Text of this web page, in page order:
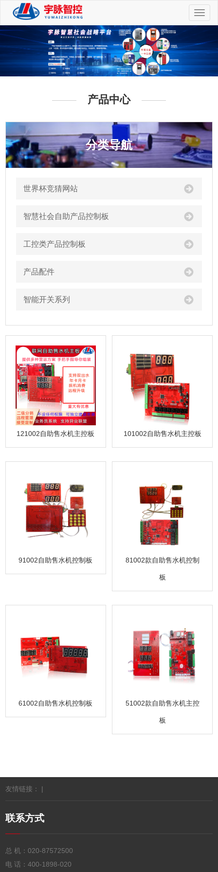
切
换
航
产品中心
分类导航
世界杯竞猜网站
智慧社会自助产品控制板
工控类产品控制板
产品配件
智能开关系列
121002自助售水机主控板 101002自助售水机主控板
91002自助售水机控制板 81002款自助售水机控制
板
61002自助售水机控制板 51002款自助售水机主控
板
友情链接： |
联系方式
总 机：020-87572500
电 话：400-1898-020